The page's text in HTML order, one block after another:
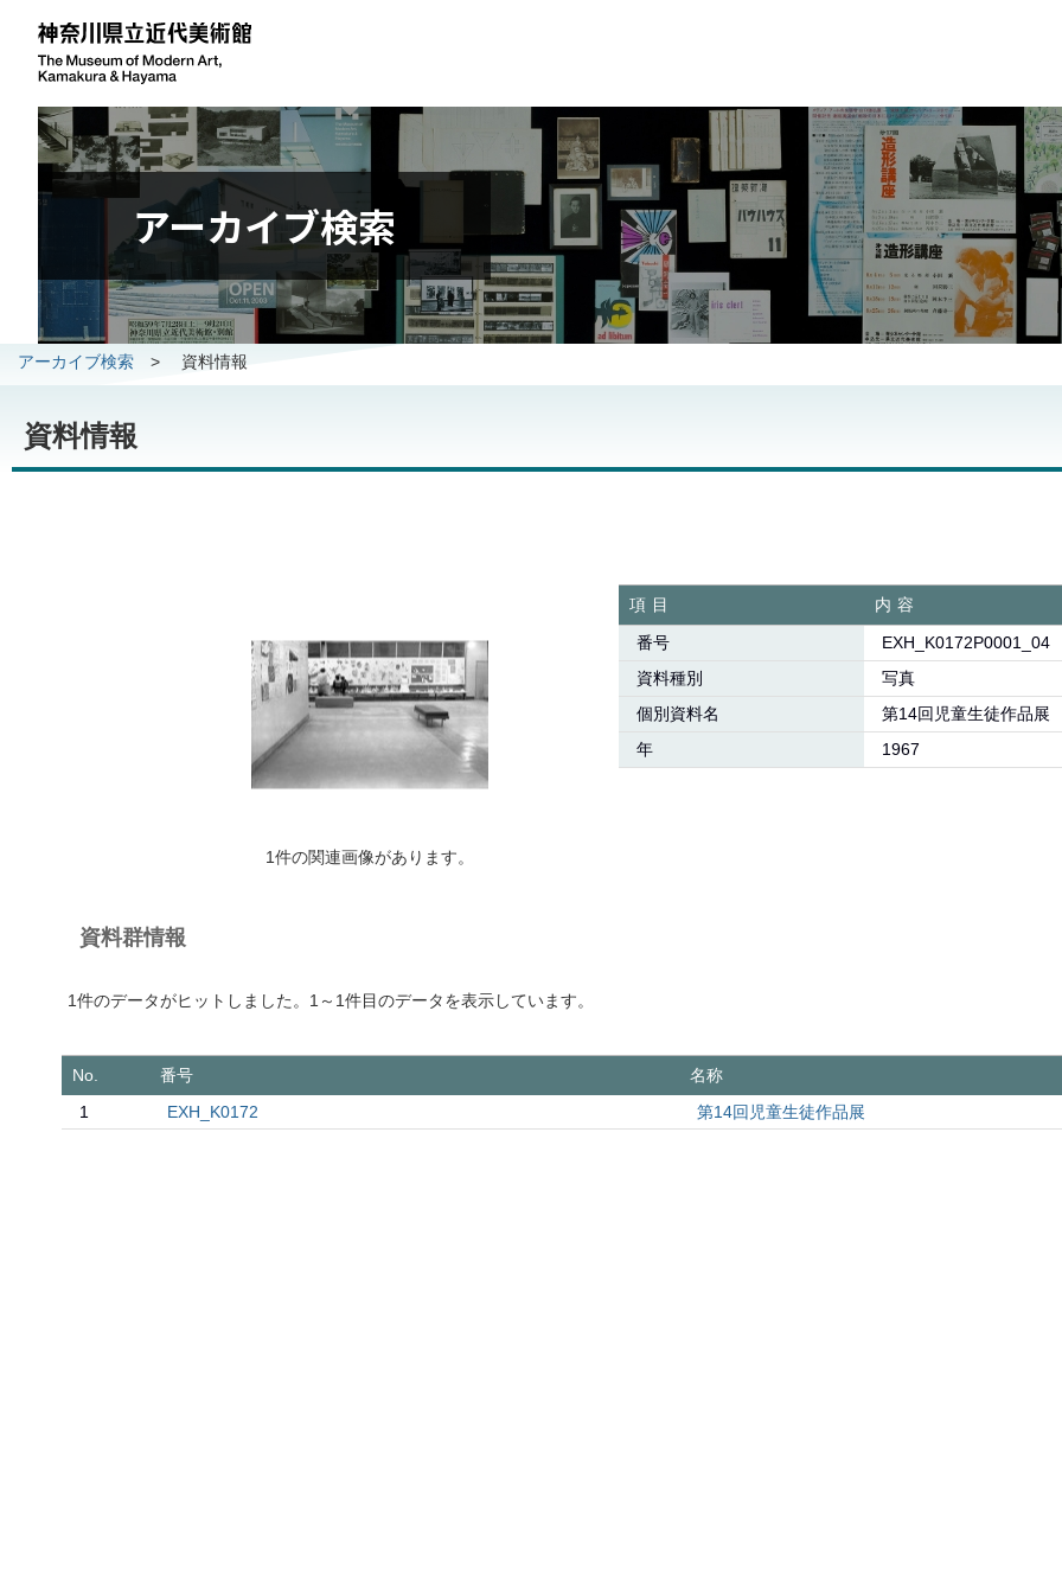
アーカイブ検索
アーカイブ検索 > 資料情報
資料情報
1件の関連画像があります。
項目
内容
番号
EXH_K0172P0001_04
資料種別
写真
個別資料名
第14回児童生徒作品
年
1967
資料群情報
1件のデータがヒットしました。1～1件目のデータを表示しています。
No. 番号
名称
1
EXH_K0172 第14回児童生徒作品展